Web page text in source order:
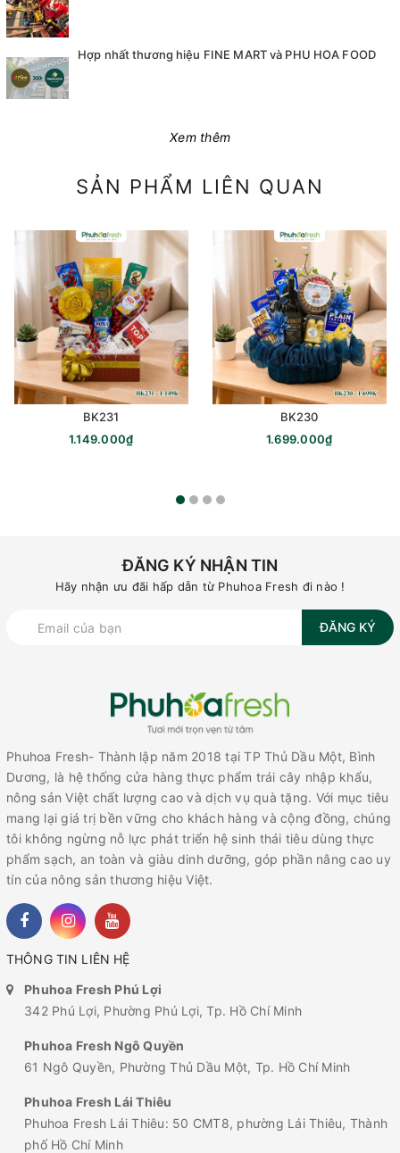
Hợp nhất thương hiệu FINE MART và PHU HOA FOOD
Xem thêm
SẢN PHẨM LIÊN QUAN
BK231
1.149.000₫
BK230
1.699.000₫
ĐĂNG KÝ NHẬN TIN
Hãy nhận ưu đãi hấp dẫn từ Phuhoa Fresh đi nào !
ĐĂNG KÝ
Phuhoa Fresh- Thành lập năm 2018 tại TP Thủ Dầu Một, Bình
Dương, là hệ thống cửa hàng thực phẩm trái cây nhập khẩu,
nông sản Việt chất lượng cao và dịch vụ quà tặng. Với mục tiêu
mang lại giá trị bền vững cho khách hàng và cộng đồng, chúng
tôi không ngừng nỗ lực phát triển hệ sinh thái tiêu dùng thực
phẩm sạch, an toàn và giàu dinh dưỡng, góp phần nâng cao uy
tín của nông sản thương hiệu Việt.
THÔNG TIN LIÊN HỆ
Phuhoa Fresh Phú Lợi
342 Phú Lợi, Phường Phú Lợi, Tp. Hồ Chí Minh
Phuhoa Fresh Ngô Quyền
61 Ngô Quyền, Phường Thủ Dầu Một, Tp. Hồ Chí Minh
Phuhoa Fresh Lái Thiêu
Phuhoa Fresh Lái Thiêu: 50 CMT8, phường Lái Thiêu, Thành
phố Hồ Chí Minh